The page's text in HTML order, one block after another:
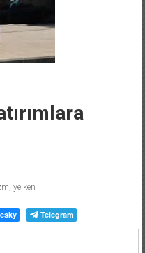
, yelken
Telegram